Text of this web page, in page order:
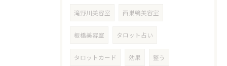
滝野川美容室 西巣鴨美容室
板橋美容室 タロット占い
タロットカード 効果 整う